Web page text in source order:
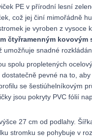
PE v přírodní lesní
což jej činí mimořádně
je vyroben z vysoce
čtyřramenným kovovým
snadné
spolu propletených
pevné na to,
se šestiúhelníkovým
jsou pokryty PVC fólií
27 cm od podlahy.
stromku se pohybuje v